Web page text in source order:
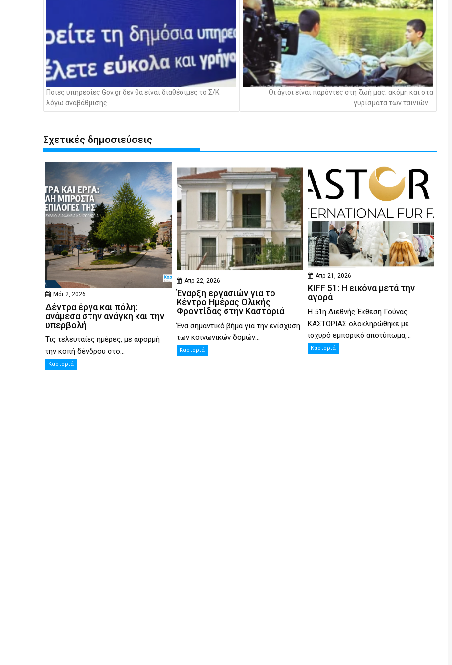
Ποιες υπηρεσίες Gov.gr δεν θα είναι διαθέσιμες το Σ/Κ
λόγω αναβάθμισης
Οι άγιοι είναι παρόντες στη ζωή μας, ακόμη και στα
γυρίσματα των ταινιών
Σχετικές δημοσιεύσεις
Μάι 2, 2026
Δέντρα έργα και πόλη:
ανάμεσα στην ανάγκη και την
υπερβολή
Τις τελευταίες ημέρες, με αφορμή
την κοπή δένδρου στο...
Καστοριά
Απρ 22, 2026
Έναρξη εργασιών για το
Κέντρο Ημέρας Ολικής
Φροντίδας στην Καστοριά
Ένα σημαντικό βήμα για την ενίσχυση
των κοινωνικών δομών...
Καστοριά
Απρ 21, 2026
KIFF 51: Η εικόνα μετά την
αγορά
Η 51η Διεθνής Έκθεση Γούνας
ΚΑΣΤΟΡΙΑΣ ολοκληρώθηκε με
ισχυρό εμπορικό αποτύπωμα,...
Καστοριά